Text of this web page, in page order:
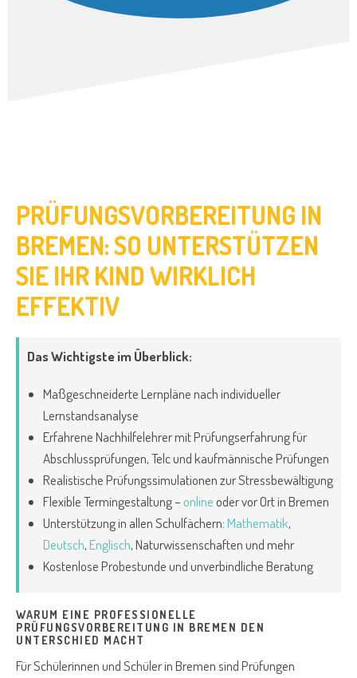
PRÜFUNGSVORBEREITUNG IN
BREMEN: SO UNTERSTÜTZEN
SIE IHR KIND WIRKLICH
EFFEKTIV
Das Wichtigste im Überblick:
Maßgeschneiderte Lernpläne nach individueller
Lernstandsanalyse
Erfahrene Nachhilfelehrer mit Prüfungserfahrung für
Abschlussprüfungen, Telc und kaufmännische Prüfungen
Realistische Prüfungssimulationen zur Stressbewältigung
Flexible Termingestaltung – onlineoder vor Ort in Bremen
Unterstützung in allen Schulfächern: Mathematik,
Deutsch, Englisch, Naturwissenschaften und mehr
Kostenlose Probestunde und unverbindliche Beratung
WARUM EINE PROFESSIONELLE
PRÜFUNGSVORBEREITUNG IN BREMEN DEN
UNTERSCHIED MACHT
Für Schülerinnen und Schüler in Bremen sind Prüfungen